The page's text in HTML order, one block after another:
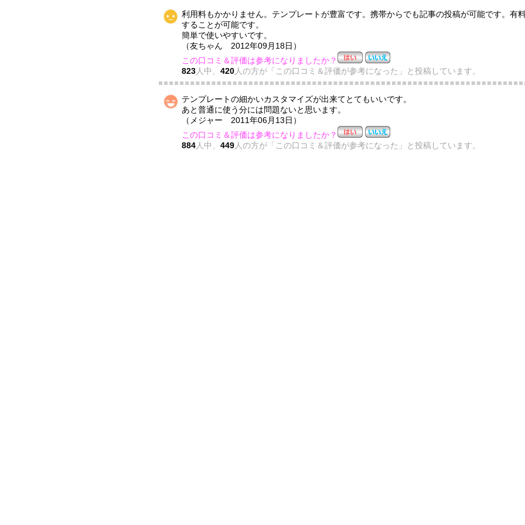
利用料もかかりません。テンプレートが豊富です。携帯からでも記事の投稿が可能です。有
することが可能です。
簡単で使いやすいです。
（友ちゃん 2012年09月18日）
この口コミ＆評価は参考になりましたか？
823人中、 420人の方が「この口コミ＆評価が参考になった」と投稿しています。
テンプレートの細かいカスタマイズが出来てとてもいいです。
あと普通に使う分には問題ないと思います。
（メジャー 2011年06月13日）
この口コミ＆評価は参考になりましたか？
884人中、 449人の方が「この口コミ＆評価が参考になった」と投稿しています。